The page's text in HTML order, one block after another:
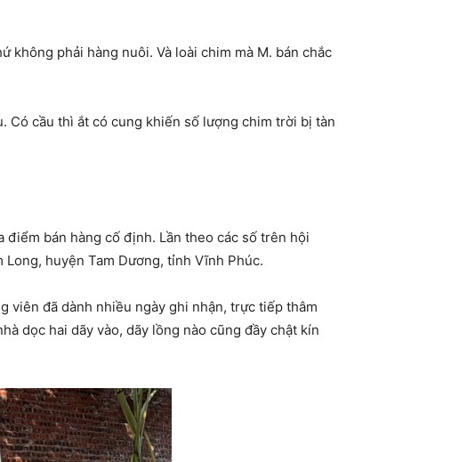
không phải hàng nuôi. Và loài chim mà M. bán chắc
Có cầu thì ắt có cung khiến số lượng chim trời bị tàn
bán hàng cố định. Lần theo các số trên hội
huyện Tam Dương, tỉnh Vĩnh Phúc.
viên đã dành nhiều ngày ghi nhận, trực tiếp thâm
dọc hai dãy vào, dãy lồng nào cũng đầy chật kín